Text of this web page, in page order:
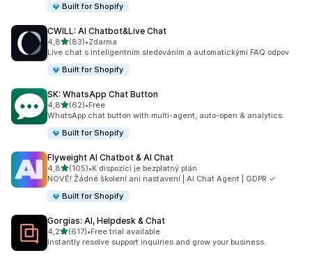
Built for Shopify
CWILL: AI Chatbot&Live Chat
4,8z 5 hvězd
(83)
Celkový počet recenzí: 83
•Zdarma
Live chat s inteligentním sledováním a automatickými FAQ odpov
Built for Shopify
SK: WhatsApp Chat Button
4,8z 5 hvězd
(62)
Celkový počet recenzí: 62
•Free
WhatsApp chat button with multi-agent, auto-open & analytics.
Built for Shopify
Flyweight AI Chatbot & AI Chat
4,8z 5 hvězd
(105)
Celkový počet recenzí: 105
•K dispozici je bezplatný plán
NOVÉ! Žádné školení ani nastavení | AI Chat Agent | GDPR ✓
Built for Shopify
Gorgias: AI, Helpdesk & Chat
4,2z 5 hvězd
(617)
Celkový počet recenzí: 617
•Free trial available
Instantly resolve support inquiries and grow your business.